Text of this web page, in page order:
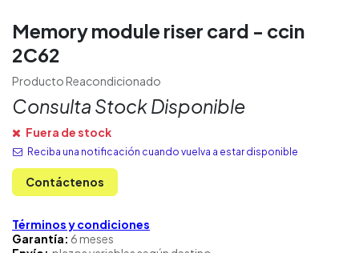
Memory module riser card - ccin
2C62
Producto Reacondicionado
Consulta Stock Disponible
Fuera de stock
Reciba una notificación cuando vuelva a estar disponible
Contáctenos
Términos y condiciones
Garantía: 6 meses